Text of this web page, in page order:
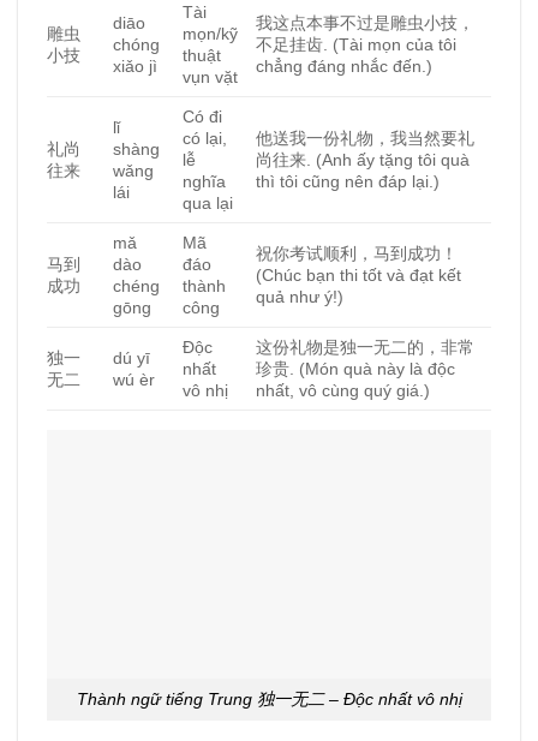
雕虫
小技
diāo
chóng
xiǎo jì
Tài
mọn/kỹ
thuật
vụn vặt
我这点本事不过是雕虫小技，
不足挂齿 (Tài mọn của tôi
chẳng đáng nhắc đến.)
礼尚
往来
lǐ
shàng
wǎng
lái
Có đi
có lại,
lễ
nghĩa
qua lại
他送我一份礼物，我当然要礼
尚往来 . (Anh ấy tặng tôi quà
thì tôi cũng nên đáp lại.)
马到
成功
mǎ
dào
chéng
gōng
Mã
đáo
thành
công
祝你考试顺利，马到成功！
(Chúc bạn thi tốt và đạt kết
quả như ý!)
独一
无二
dú yī
wú èr
Độc
nhất
vô nhị
这份礼物是独一无二的，非常
珍贵 (Món quà này là độc
nhất, vô cùng quý giá.)
Thành ngữ tiếng Trung 独一无二 – Độc nhất vô nhị